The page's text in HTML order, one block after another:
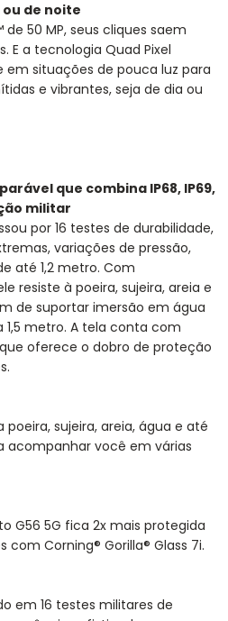
de noite
de 50 MP, seus cliques saem
E a tecnologia Quad Pixel
em situações de pouca luz para
e vibrantes, seja de dia ou
que combina IP68, IP69,
militar
por 16 testes de durabilidade,
variações de pressão,
até 1,2 metro. Com
resiste à poeira, sujeira, areia e
de suportar imersão em água
metro. A tela conta com
oferece o dobro de proteção
sujeira, areia, água e até
acompanhar você em várias
G56 5G fica 2x mais protegida
Corning® Gorilla® Glass 7i.
em 16 testes militares de